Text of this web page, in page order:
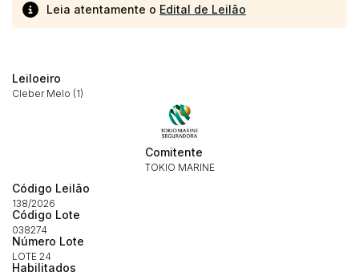
Leia atentamente o Edital de Leilão
Leiloeiro
Cleber Melo (1)
Comitente
TOKIO MARINE
Código Leilão
138/2026
Código Lote
038274
Número Lote
LOTE 24
Habilitados
Envie sua Proposta
Habilite-se para efetuar lances ou
propostas